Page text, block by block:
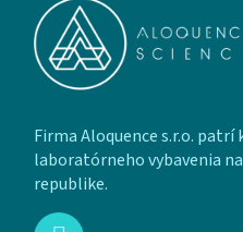
Firma Aloquence s.r.o.
laboratórneho vybavenia
republike.